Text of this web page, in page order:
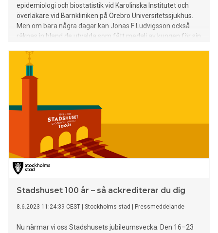
epidemiologi och biostatistik vid Karolinska Institutet och
överläkare vid Barnkliniken på Örebro Universitetssjukhus.
Men om bara några dagar kan Jonas F Ludvigsson också
räknas in bland de utvalda som fått medalj av kungen för sin
Stadshuset 100 år – så ackrediterar du dig
8.6.2023 11:24:39 CEST Stockholms stad Pressmeddelande
Nu närmar vi oss Stadshusets jubileumsvecka. Den 16–23